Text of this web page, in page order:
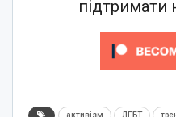
підтримати
активізм ЛГБТ